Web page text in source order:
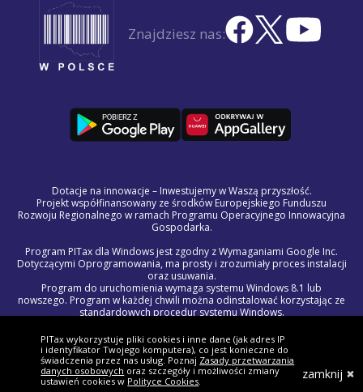
Znajdziesz nas:
Dotacje na innowacje – Inwestujemy w Waszą przyszłość.
Projekt współfinansowany ze środków Europejskiego Funduszu
Rozwoju Regionalnego w ramach Programu Operacyjnego Innowacyjna
Gospodarka.
Program PITax dla Windows jest zgodny z Wymaganiami Google Inc.
Dotyczącymi Oprogramowania, ma prosty i zrozumiały proces instalacji
oraz usuwania.
Program do uruchomienia wymaga systemu Windows 8.1 lub
nowszego. Program w każdej chwili można odinstalować korzystając ze
standardowych procedur systemu Windows.
Świadczenia Usług Drogą Elektroniczną.
W razie wystąpienia problemów technicznych lub błędów w programie,
prosimy o kontakt z naszym zespołem wsparcia pod adresem
pomoc@pitax.pl.
PITax wykorzystuje pliki cookies i inne dane (jak adres IP
i identyfikator Twojego komputera), co jest konieczne do
świadczenia przez nas usług. Poznaj Zasady przetwarzania
danych osobowych oraz szczegóły i możliwości zmiany
ustawień cookies w Polityce Cookies. zamknij